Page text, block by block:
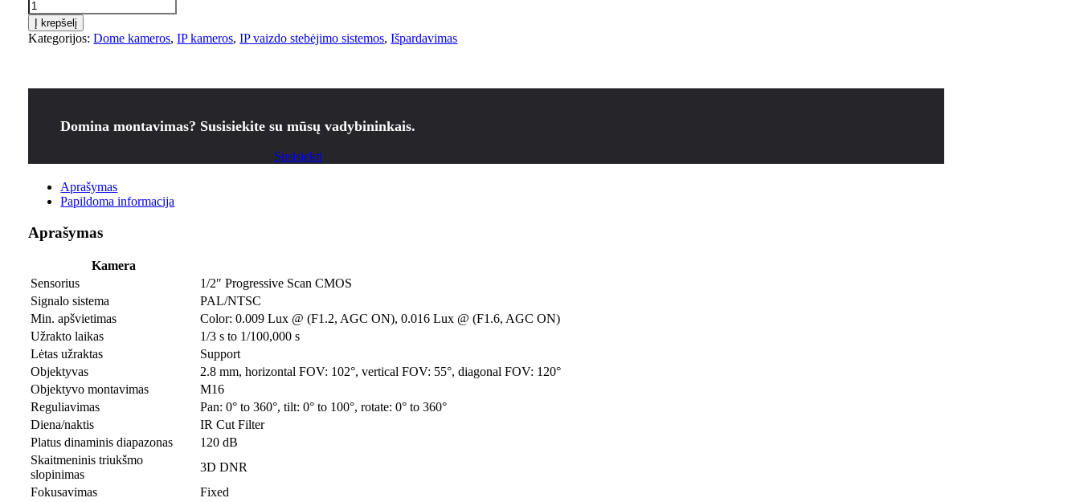
Į krepšelį
Kategorijos:Dome kameros,IP kameros,IP vaizdo stebėjimo sistemos,Išpardavimas
Domina montavimas? Susisiekite su mūsų vadybininkais.
Susisiekti
Aprašymas
Papildoma informacija
Aprašymas
Kamera
Sensorius
1/2″ Progressive Scan CMOS
Signalo sistema
PAL/NTSC
Min. apšvietimas
Color: 0.009 Lux @ (F1.2, AGC ON), 0.016 Lux @ (F1.6, AGC ON)
Užrakto laikas
1/3 s to 1/100,000 s
Lėtas užraktas
Support
Objektyvas
2.8 mm, horizontal FOV: 102°, vertical FOV: 55°, diagonal FOV: 120°
Objektyvo montavimas
M16
Reguliavimas
Pan: 0° to 360°, tilt: 0° to 100°, rotate: 0° to 360°
Diena/naktis
IR Cut Filter
Platus dinaminis diapazonas
120 dB
Skaitmeninis triukšmo
slopinimas
3D DNR
Fokusavimas
Fixed